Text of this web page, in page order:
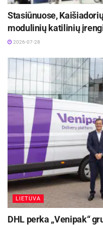
apskaitos užduočių,
ne tik tokių asmeninių
pastabumas,
tais atvejais, kai
tvarkyti
profesionalaus
Aktualios naujienos
Panevėžio
ryšius su
2026-07-30
Rokiškio
įmonių
Stasiūnuose,
modulinių katilinių
2026-07-28
LIETUVA
DHL perka „Venipak“